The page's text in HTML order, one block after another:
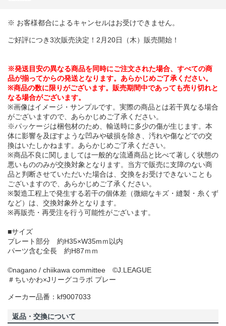
※ お客様都合によるキャンセルはお受けできません。
ご好評につき3次販売決定！2月20日（木）販売開始！
※発送目安の異なる商品を同時にご注文された場合、すべての商
品が揃ってからの発送となります。あらかじめご了承ください。
※商品の数に限りがございます。販売期間中であっても売り切れと
なる場合がございます。
※画像はイメージ・サンプルです。実際の商品とは若干異なる場合
がございますので、あらかじめご了承ください。
※パッケージは梱包材のため、輸送時に多少の傷が生じます。本
体に影響を及ぼすような凹みや破損を除き、汚れや傷などでの交
換はいたしかねます。あらかじめご了承ください。
※商品不良に関しましては一般的な流通商品と比べて著しく状態の
悪いもののみが交換対象となります。当方で販売に支障のない商
品と判断させていただいた場合は、交換をお受けできないことも
ございますので、あらかじめご了承ください。
※製造工程上で発生する若干の個体差（微細なキズ・縫製・糸くず
など）は、交換対象外となります。
※再販売・再受注を行う可能性がございます。
■サイズ
プレート部分 約H35×W35mｍ以内
パーツ含む全長 約H87ｍｍ
©️nagano / chiikawa committee ©J.LEAGUE
＃ちいかわ×Jリーグコラボ プレー
メーカー品番：kf9007033
返品・交換について